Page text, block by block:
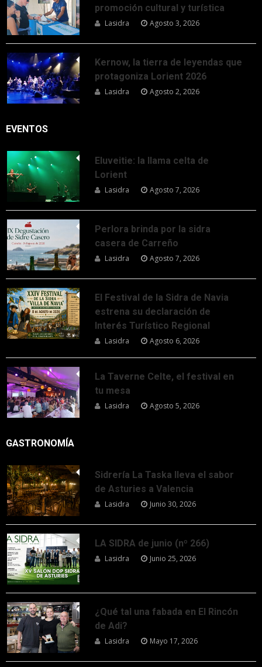
promoción cultural y turística
Lasidra Agosto 3, 2026
Kernow, la tierra de leyendas que
protagoniza Lorient 2026
Lasidra Agosto 2, 2026
EVENTOS
Eluveitie: la llama celta de
Lorient
Lasidra Agosto 7, 2026
Perlora brinda por la sidra
casera de Carreño
Lasidra Agosto 7, 2026
El Festival de la Sidra de Navia
estrena su declaración de
Interés Turístico Regional
Lasidra Agosto 6, 2026
La Taverne Celte, el festival en
tu mesa
Lasidra Agosto 5, 2026
GASTRONOMÍA
Sidrería La Taska lleva el sabor
de Asturies a Valencia
Lasidra Junio 30, 2026
LA SIDRA de junio (nº 266)
Lasidra Junio 25, 2026
¿Qué tal una fabada en El Rincón
de Adi?
Lasidra Mayo 17, 2026